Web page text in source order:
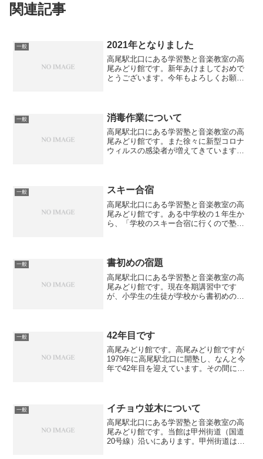
関連記事
一般 2021年となりました
高尾駅北口にある学習塾と音楽教室の高
尾みどり館です。新年あけましておめで
とうございます。今年もよろしくお願い
なく消毒作業と体温チェッ...
一般 消毒作業について
高尾駅北口にある学習塾と音楽教室の高
尾みどり館です。また徐々に新型コロナ
ウィルスの感染者が増えてきています。
ある程度生徒が集まります...
一般 スキー合宿
高尾駅北口にある学習塾と音楽教室の高
尾みどり館です。ある中学校の１年生か
ら、「学校のスキー合宿に行くので塾を
考えているでしょうし、一...
一般 書初めの宿題
高尾駅北口にある学習塾と音楽教室の高
尾みどり館です。現在冬期講習中です
が、小学生の生徒が学校から書初めの宿
より実施しました。本人が書...
一般 42年目です
高尾みどり館です。高尾みどり館ですが
1979年に高尾駅北口に開塾し、なんと今
年で42年目を迎えています。その間に高
を続けています。...
一般 イチョウ並木について
高尾駅北口にある学習塾と音楽教室の高
尾みどり館です。当館は甲州街道（国道
20号線）沿いにあります。甲州街道はイ